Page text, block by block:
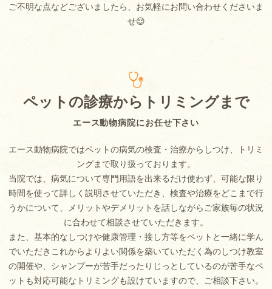
ご不明な点などございましたら、お気軽にお問い合わせくださいま
せ😌
エース動物病院にお任せ下さい
ペットの診療からトリミングまで
エース動物病院ではペットの病気の検査・治療からしつけ、トリミ
ングまで取り扱っております。
当院では、病気について専門用語を出来るだけ使わず、可能な限り
時間を使って詳しく説明させていただき、検査や治療をどこまで行
うかについて、メリットやデメリットを話しながらご家族毎の状況
に合わせて相談させていただきます。
また、基本的なしつけや健康管理・接し方等をペットと一緒に学ん
でいただきこれからよりよい関係を築いていただく為のしつけ教室
の開催や、シャンプーが苦手だったりじっとしているのが苦手なペ
ットも対応可能なトリミングも設けていますので、ご相談下さい。